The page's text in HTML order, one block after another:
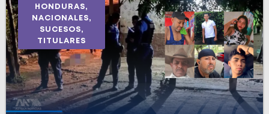
HONDURAS,
NACIONALES,
SUCESOS,
TITULARES